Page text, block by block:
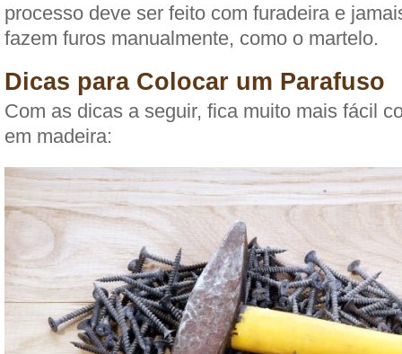
processo deve ser feito com furadeira e
fazem furos manualmente, como o martelo.
Dicas para Colocar um Parafuso
Com as dicas a seguir, fica muito mais fácil
em madeira: